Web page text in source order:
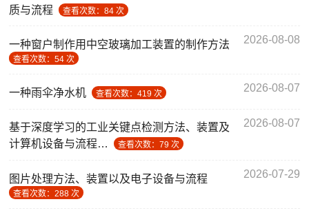
质与流程
查看次数：84 次
一种窗户制作用中空玻璃加工装置的制作方法
查看次数：54 次
2026-08-08
一种雨伞净水机 查看次数：419 次 2026-08-07
基于深度学习的工业关键点检测方法、装置及
计算机设备与流程…
查看次数：79 次
2026-08-07
图片处理方法、装置以及电子设备与流程
查看次数：288 次
2026-07-29